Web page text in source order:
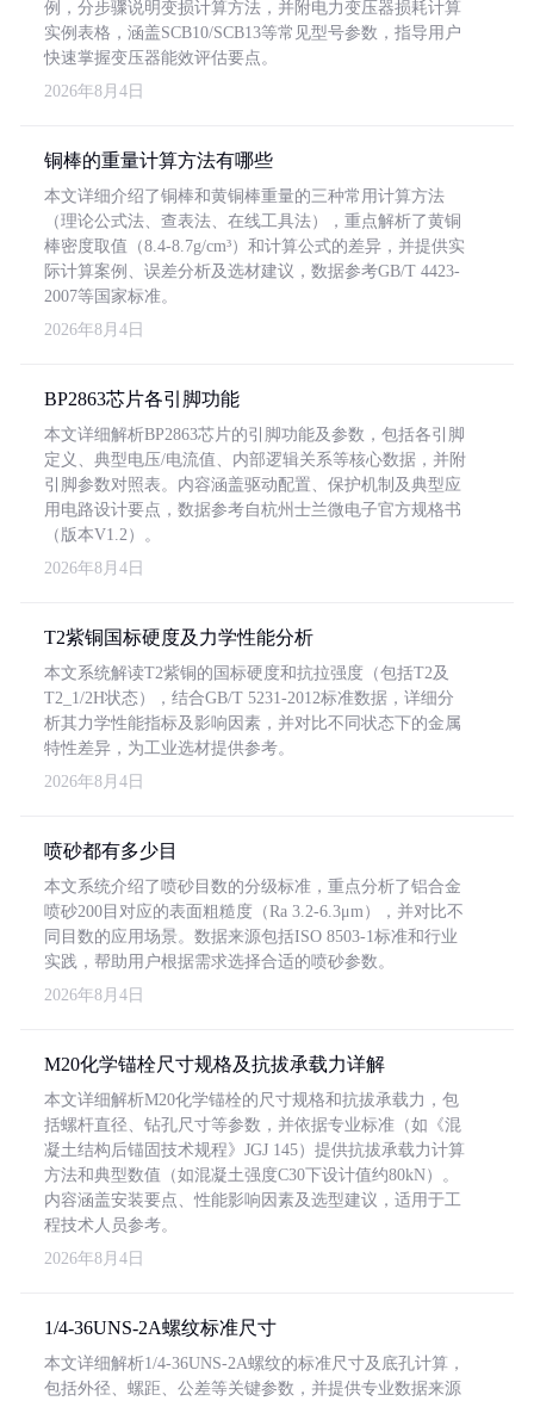
例，分步骤说明变损计算方法，并附电力变压器损耗计算
实例表格，涵盖SCB10/SCB13等常见型号参数，指导用户
快速掌握变压器能效评估要点。
2026年8月4日
铜棒的重量计算方法有哪些
本文详细介绍了铜棒和黄铜棒重量的三种常用计算方法
（理论公式法、查表法、在线工具法），重点解析了黄铜
棒密度取值（8.4-8.7g/cm³）和计算公式的差异，并提供实
际计算案例、误差分析及选材建议，数据参考GB/T 4423-
2007等国家标准。
2026年8月4日
BP2863芯片各引脚功能
本文详细解析BP2863芯片的引脚功能及参数，包括各引脚
定义、典型电压/电流值、内部逻辑关系等核心数据，并附
引脚参数对照表。内容涵盖驱动配置、保护机制及典型应
用电路设计要点，数据参考自杭州士兰微电子官方规格书
（版本V1.2）。
2026年8月4日
T2紫铜国标硬度及力学性能分析
本文系统解读T2紫铜的国标硬度和抗拉强度（包括T2及
T2_1/2H状态），结合GB/T 5231-2012标准数据，详细分
析其力学性能指标及影响因素，并对比不同状态下的金属
特性差异，为工业选材提供参考。
2026年8月4日
喷砂都有多少目
本文系统介绍了喷砂目数的分级标准，重点分析了铝合金
喷砂200目对应的表面粗糙度（Ra 3.2-6.3μm），并对比不
同目数的应用场景。数据来源包括ISO 8503-1标准和行业
实践，帮助用户根据需求选择合适的喷砂参数。
2026年8月4日
M20化学锚栓尺寸规格及抗拔承载力详解
本文详细解析M20化学锚栓的尺寸规格和抗拔承载力，包
括螺杆直径、钻孔尺寸等参数，并依据专业标准（如《混
凝土结构后锚固技术规程》JGJ 145）提供抗拔承载力计算
方法和典型数值（如混凝土强度C30下设计值约80kN）。
内容涵盖安装要点、性能影响因素及选型建议，适用于工
程技术人员参考。
2026年8月4日
1/4-36UNS-2A螺纹标准尺寸
本文详细解析1/4-36UNS-2A螺纹的标准尺寸及底孔计算，
包括外径、螺距、公差等关键参数，并提供专业数据来源